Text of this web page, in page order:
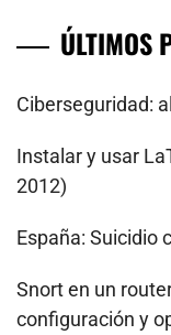
ÚLTIMOS
Ciberseguridad:
Instalar y usar
2012)
España: Suicidio
Snort en un
configuración y